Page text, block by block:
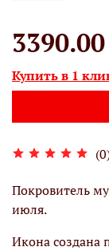
Купить в 1
Покровитель
июля.
Икона создана